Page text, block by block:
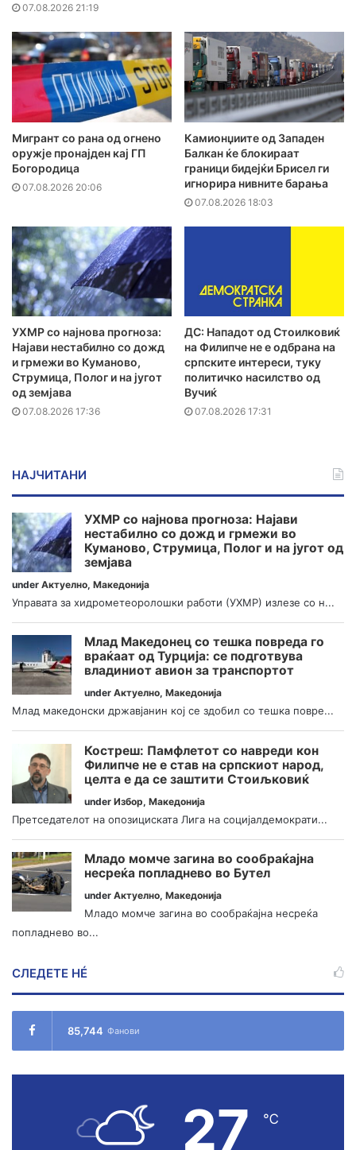
07.08.2026 21:19
Мигрант со рана од огнено
оружје пронајден кај ГП
Богородица
07.08.2026 20:06
Камионџиите од Западен
Балкан ќе блокираат
граници бидејќи Брисел ги
игнорира нивните барања
07.08.2026 18:03
УХМР со најнова прогноза:
Најави нестабилно со дожд
и грмежи во Куманово,
Струмица, Полог и на југот
од земјава
07.08.2026 17:36
ДС: Нападот од Стоилковиќ
на Филипче не е одбрана на
српските интереси, туку
политичко насилство од
Вучиќ
07.08.2026 17:31
НАЈЧИТАНИ
УХМР со најнова прогноза: Најави
нестабилно со дожд и грмежи во
Куманово, Струмица, Полог и на југот од
земјава
under Актуелно, Македонија
Управата за хидрометеоролошки работи (УХМР) излезе со н...
Млад Македонец со тешка повреда го
враќаат од Турција: се подготвува
владиниот авион за транспортот
under Актуелно, Македонија
Млад македонски државјанин кој се здобил со тешка повре...
Костреш: Памфлетот со навреди кон
Филипче не е став на српскиот народ,
целта е да се заштити Стоиљковиќ
under Избор, Македонија
Претседателот на опозициската Лига на социјалдемократи...
Младо момче загина во сообраќајна
несреќа попладнево во Бутел
under Актуелно, Македонија
Младо момче загина во сообраќајна несреќа
попладнево во...
СЛЕДЕТЕ НÉ
85,744 Фанови
27 ℃